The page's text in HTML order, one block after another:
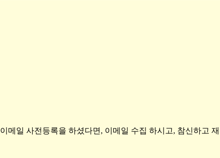
이메일 사전등록을 하셨다면, 이메일 수집 하시고, 참신하고